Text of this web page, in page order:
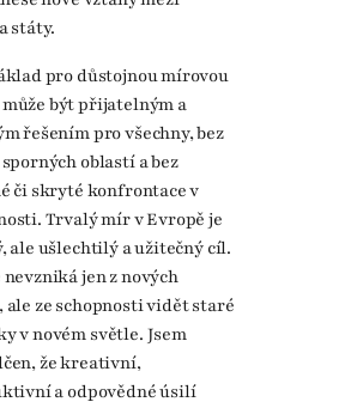
státy.
pro důstojnou mírovou
být přijatelným a
řešením pro všechny, bez
oblastí a bez
či skryté konfrontace v
Trvalý mír v Evropě je
ale ušlechtilý a užitečný cíl.
jen z nových
ale ze schopnosti vidět staré
v novém světle. Jsem
že kreativní,
a odpovědné úsilí